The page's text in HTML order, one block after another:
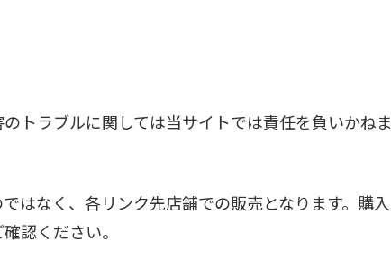
トラブルに関しては当サイトでは責任を負いかねま
はなく、各リンク先店舗での販売となります。購入
認ください。